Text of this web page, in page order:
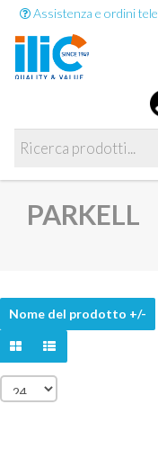
Assistenza e ordini
PARKELL
Nome del prodotto +/-